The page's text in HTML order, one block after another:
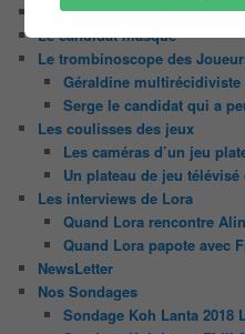
Il était une fois ….
Le candidat masqué
Le trombinoscope des
Géraldine multirécidiviste
Serge le candidat qui a
Les coulisses des jeux
Les caméras d’un jeu
Un plateau de jeu
Les interviews de Lora
Quand Lora rencontre
Quand Lora papote avec
NewsLetter
Nos Sondages
Sondage Koh Lanta 2018